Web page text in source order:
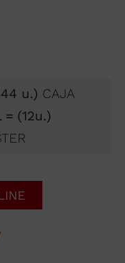
u.) CAJA
= (12u.)